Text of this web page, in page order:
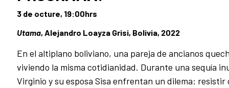
3 de octure, 19:00hrs
Utama, Alejandro Loayza Grisi, Bolivia, 2022
En el altiplano boliviano, una pareja de ancianos
viviendo la misma cotidianidad. Durante una sequía
Virginio y su esposa Sisa enfrentan un dilema: resistir